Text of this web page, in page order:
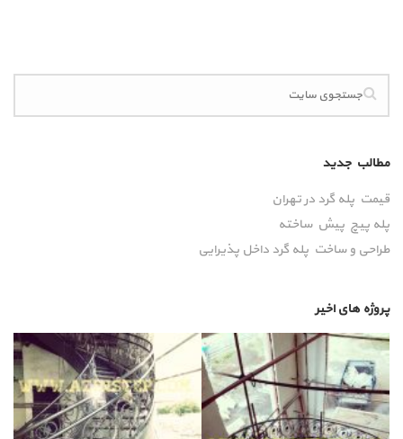
مطالب جدید
قیمت پله گرد در تهران
پله پیچ پیش‌ ساخته
طراحی و ساخت پله گرد داخل پذیرایی
پروژه های اخیر